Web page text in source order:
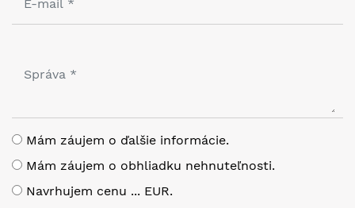
Mám záujem o ďalšie informácie.
Mám záujem o obhliadku nehnuteľnosti.
Navrhujem cenu ... EUR.